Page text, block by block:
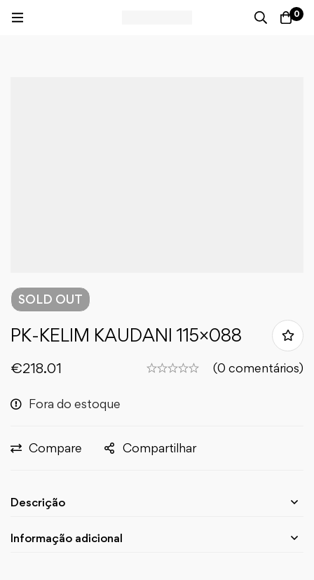
0
SOLD OUT
PK-KELIM KAUDANI 115×088
€218.01 (0 comentários)
Fora do estoque
Compare Compartilhar
Descrição
Informação adicional